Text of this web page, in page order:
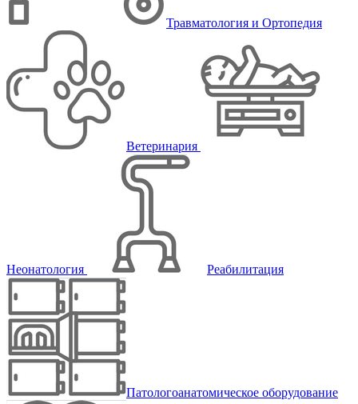
Травматология и Ортопедия
Ветеринария
Неонатология Реабилитация
Патологоанатомическое оборудование